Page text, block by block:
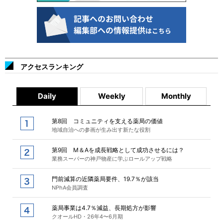
アクセスランキング
Daily Weekly Monthly
第8回 コミュニティを支える薬局の価値
地域自治への参画が生み出す新たな役割
第9回 M＆Aを成長戦略として成功させるには？
業務スーパーの神戸物産に学ぶロールアップ戦略
門前減算の近隣薬局要件、19.7％が該当
NPhA会員調査
薬局事業は4.7％減益、長期処方が影響
クオールHD・26年4〜6月期